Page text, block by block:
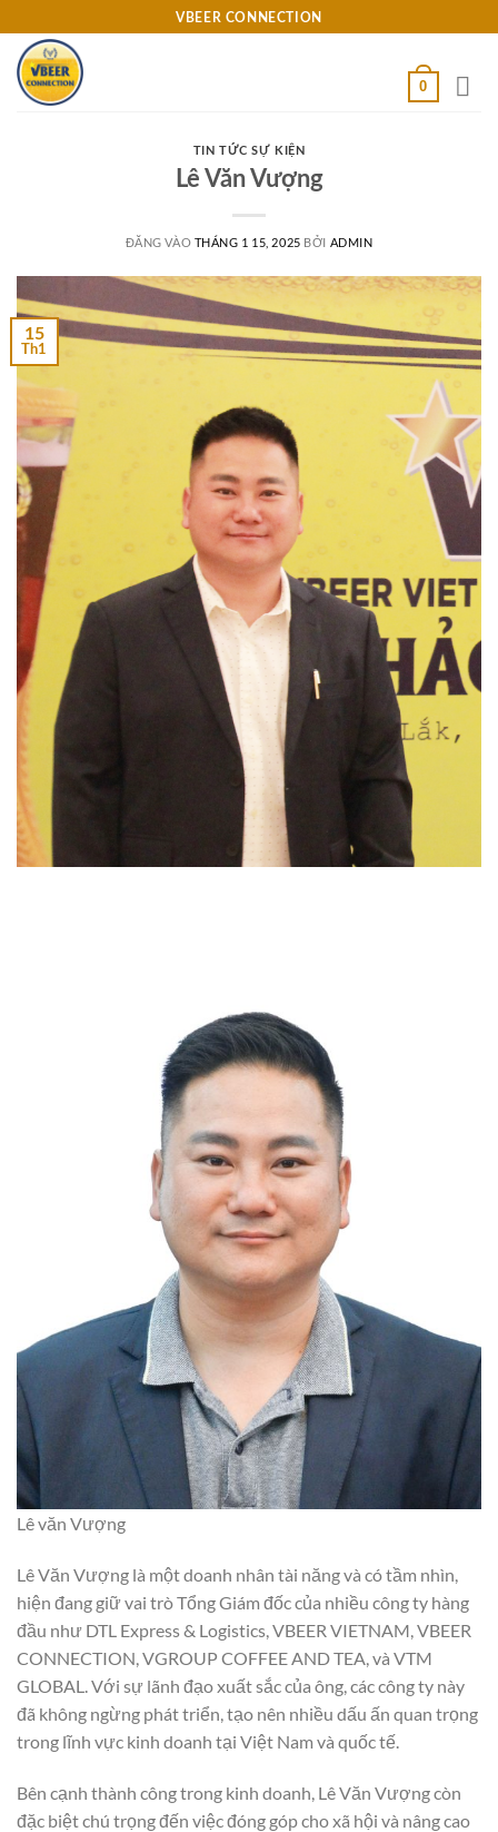
qua
nội
dung
VBEER CONNECTION
0
TIN TỨC SỰ KIỆN
Lê Văn Vượng
ĐĂNG VÀO THÁNG 1 15, 2025 BỞI ADMIN
15
Th1
Lê văn Vượng
Lê Văn Vượng là một doanh nhân tài năng và có tầm nhìn,
hiện đang giữ vai trò Tổng Giám đốc của nhiều công ty hàng
đầu như DTL Express & Logistics, VBEER VIETNAM, VBEER
CONNECTION, VGROUP COFFEE AND TEA, và VTM
GLOBAL. Với sự lãnh đạo xuất sắc của ông, các công ty này
đã không ngừng phát triển, tạo nên nhiều dấu ấn quan trọng
trong lĩnh vực kinh doanh tại Việt Nam và quốc tế.
Bên cạnh thành công trong kinh doanh, Lê Văn Vượng còn
đặc biệt chú trọng đến việc đóng góp cho xã hội và nâng cao